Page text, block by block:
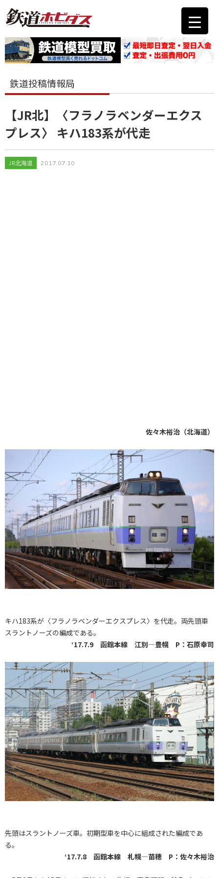
鉄道投稿情報局
【JR北】〈フラノラベンダーエクス
プレス〉 キハ183系が代走
JR北海道 2017.07.10
佐々木裕治（北海道）
キハ183系が〈フラノラベンダーエクスプレス〉を代走。両先頭車
スラントノーズの編成である。
‘17.7.9 函館本線 江別―豊幌 P：石原幸司
先頭はスラントノーズ車。初期型車を中心に組成された編成であ
る。
‘17.7.8 函館本線 札幌―苗穂 P：佐々木裕治